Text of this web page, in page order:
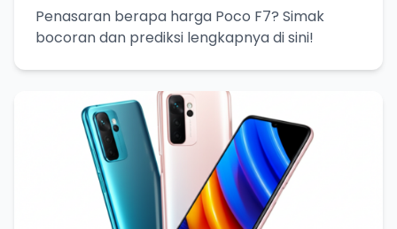
Penasaran berapa harga Poco F7? Simak
bocoran dan prediksi lengkapnya di sini!